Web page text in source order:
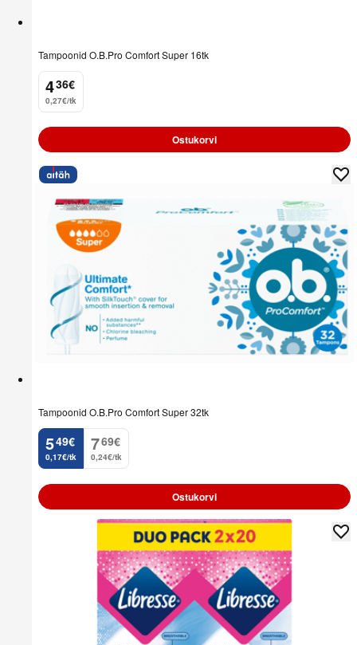
Tampoonid O.B.Pro Comfort Super 16tk
4
. 36€
0,27€/tk
Ostukorvi
Tampoonid O.B.Pro Comfort Super 32tk
5
. 49€
0,17€/tk
7
. 69€
0,24€/tk
Ostukorvi